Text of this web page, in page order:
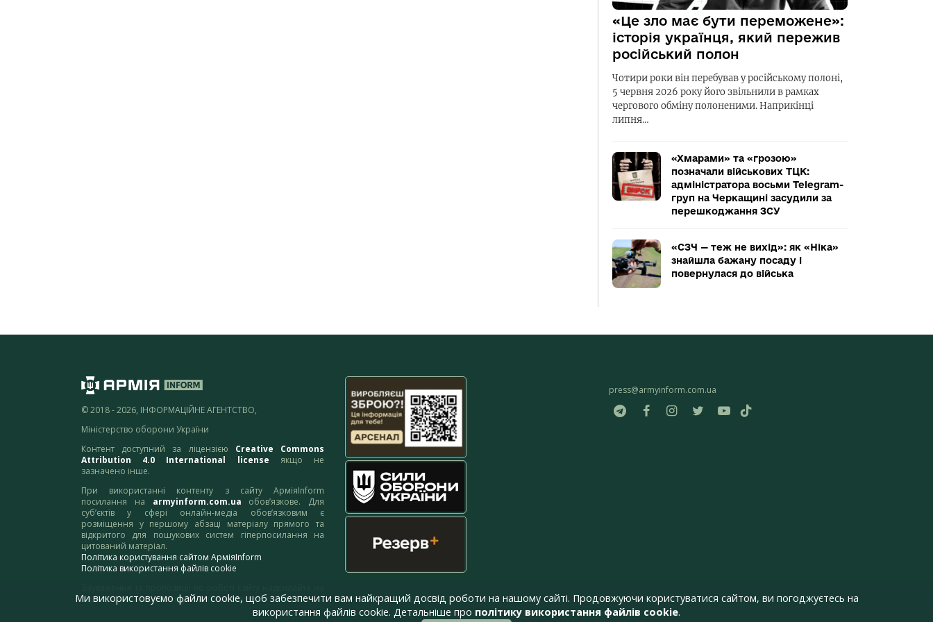
«Це зло має бути переможене»:
історія українця, який пережив
російський полон
Чотири роки він перебував у російському полоні,
5 червня 2026 року його звільнили в рамках
чергового обміну полоненими. Наприкінці
липня…
«Хмарами» та «грозою»
позначали військових ТЦК:
адміністратора восьми Telegram-
груп на Черкащині засудили за
перешкоджання ЗСУ
«СЗЧ — теж не вихід»: як «Ніка»
знайшла бажану посаду і
повернулася до війська
© 2018 - 2026, ІНФОРМАЦІЙНЕ АГЕНТСТВО,
Міністерство оборони України
Контент доступний за ліцензією Creative Commons
Attribution 4.0 International license якщо не
зазначено інше.
При використанні контенту з сайту АрміяInform
посилання на armyinform.com.ua обов’язкове. Для
суб’єктів у сфері онлайн-медіа обов’язковим є
розміщення у першому абзаці матеріалу прямого та
відкритого для пошукових систем гіперпосилання на
цитований матеріал.
Політика користування сайтом АрміяInform
Політика використання файлів cookie
адресу:webmaster@armyinform.com.ua
press@armyinform.com.ua
Ми використовуємо файли cookie, щоб забезпечити вам найкращий досвід роботи на нашому сайті. Продовжуючи користуватися сайтом, ви погоджуєтесь на
використання файлів cookie. Детальніше про політику використання файлів cookie.